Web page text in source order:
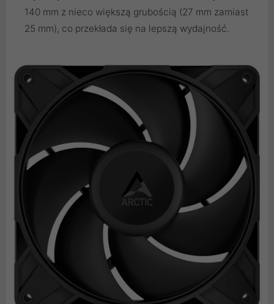
140 mm z nieco większą grubością (27 mm zamiast
25 mm), co przekłada się na lepszą wydajność.